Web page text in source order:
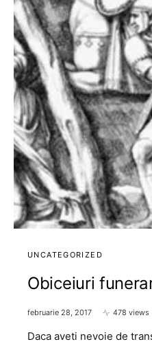
UNCATEGORIZED
Obiceiuri
februarie 28, 2017 478 views
Daca aveti nevoie de